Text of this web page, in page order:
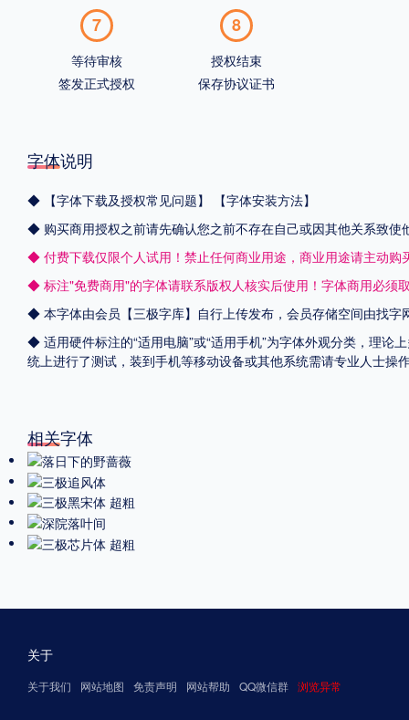
7
等待审核
签发正式授权
8
授权结束
保存协议证书
字体说明
◆ 【字体下载及授权常见问题】
【字体安装方法】
◆ 购买商用授权之前请先确认您之前不存在自己或因其他关系致使
◆ 付费下载仅限个人试用！禁止任何商业用途，商业用途请主动购
◆ 标注"免费商用"的字体请联系版权人核实后使用！字体商用必须
◆ 本字体由会员【三极字库】自行上传发布，会员存储空间由找
◆ 适用硬件标注的“适用电脑”或“适用手机”为字体外观分类，理论
统上进行了测试，装到手机等移动设备或其他系统需请专业人士
相关字体
关于
关于我们 网站地图 免责声明 网站帮助 QQ微信群 浏览异常